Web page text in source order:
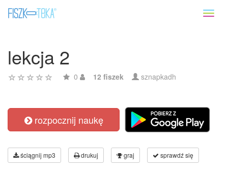
lekcja 2
0 12 fiszek sznapkadh
rozpocznij naukę
ściągnij mp3 drukuj graj sprawdź się